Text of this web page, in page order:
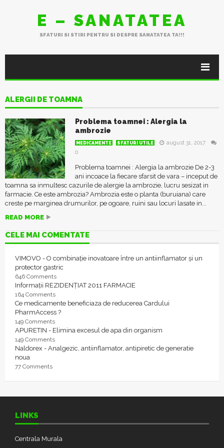
E – SANATATEA
SFATURI SI STIRI PENTRU SI DESPRE SANATATEA TA!!!
ALERGII DE TOAMNA
Problema toamnei : Alergia la
ambrozie
MEDICAMENTE SFATURI UTILE
august 31, 2017
0
Problema toamnei : Alergia la ambrozie De 2-3
ani incoace la fiecare sfarsit de vara – inceput de
toamna sa inmultesc cazurile de alergie la ambrozie, lucru sesizat in
farmacie. Ce este ambrozia? Ambrozia este o planta (buruiana) care
creste pe marginea drumurilor, pe ogoare, ruini sau locuri lasate in...
READ MORE
CELE MAI COMENTATE
VIMOVO - O combinație inovatoare între un antiinflamator și un
protector gastric
646 Comments
Informații REZIDENȚIAT 2011 FARMACIE
164 Comments
Ce medicamente beneficiaza de reducerea Cardului
PharmAccess ?
149 Comments
APURETIN - Elimina excesul de apa din organism
149 Comments
Naldorex - Analgezic, antiinflamator, antipiretic de generatie
noua
77 Comments
LINKS
Centrala Murala